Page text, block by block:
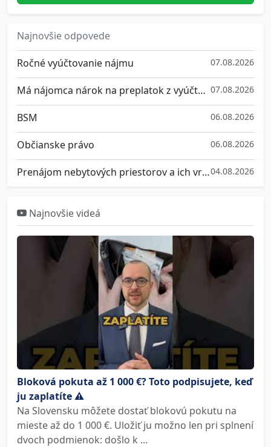
Najnovšie odpovede
Ročné vyúčtovanie nájmu 07.08.2026
Má nájomca nárok na preplatok z vyúčtovania služieb spojených s užívaním bytu? 07.08.2026
BSM 06.08.2026
Občianske právo 06.08.2026
Prenájom nebytových priestorov a ich vrátenie04.08.2026
Najnovšie videá
Bloková pokuta až 1 000 €? Toto podpisujete, keď
ju zaplatíte ⚠️
Na Slovensku môžete dostať blokovú pokutu na
mieste až do 1 000 €. Uložiť ju možno len pri splnení
dvoch podmienok: došlo k ...